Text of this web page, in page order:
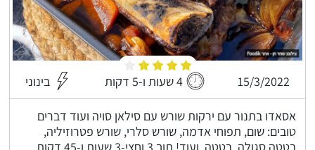
15/3/2022 4 שעות ו-5 דקות בינוני
אסאדו בתנור עם ירקות שורש עם סילאן סויה ועוד דברים
טובים: שום, תפוחי אדמה, שורש סלרי, שורש פטרוזיליה,
בטטה סגולה, בטטה, ועוד! תוך 3 וחצי-3 שעות ו-45 דקות